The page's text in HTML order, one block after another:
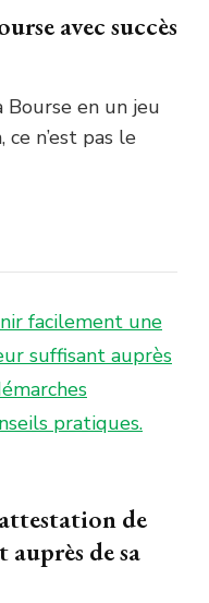
avec succès
en un jeu
n’est pas le
de
de sa